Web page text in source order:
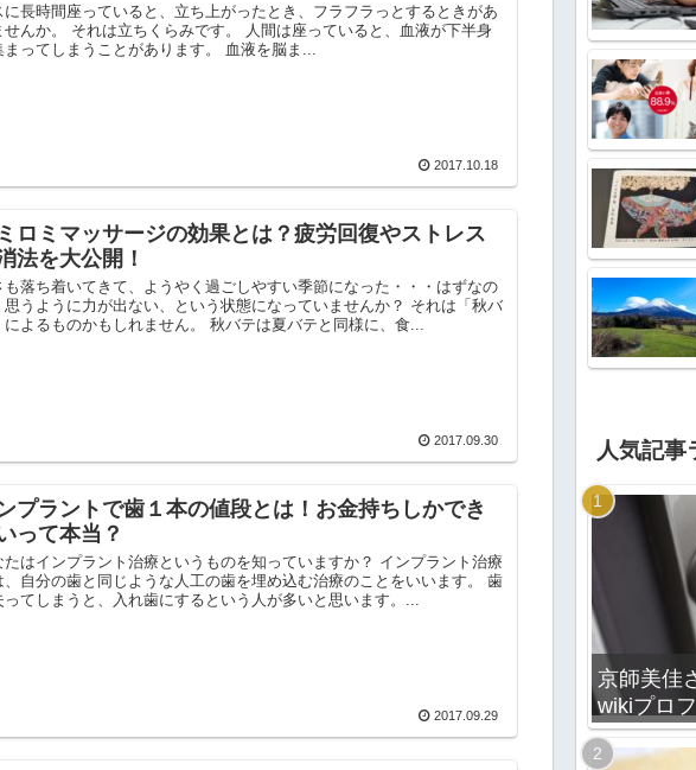
に長時間座っていると、立ち上がったとき、フラフラっとするときがあ
せんか。 それは立ちくらみです。 人間は座っていると、血液が下半身
まってしまうことがあります。 血液を脳ま...
2017.10.18
ロミマッサージの効果とは？疲労回復やストレス
法を大公開！
も落ち着いてきて、ようやく過ごしやすい季節になった・・・はずなの
思うように力が出ない、という状態になっていませんか？ それは「秋バ
によるものかもしれません。 秋バテは夏バテと同様に、食...
2017.09.30
プラントで歯１本の値段とは！お金持ちしかでき
って本当？
たはインプラント治療というものを知っていますか？ インプラント治療
、自分の歯と同じような人工の歯を埋め込む治療のことをいいます。 歯
ってしまうと、入れ歯にするという人が多いと思います。...
2017.09.29
人気記事
京師美佳
wikiプロ